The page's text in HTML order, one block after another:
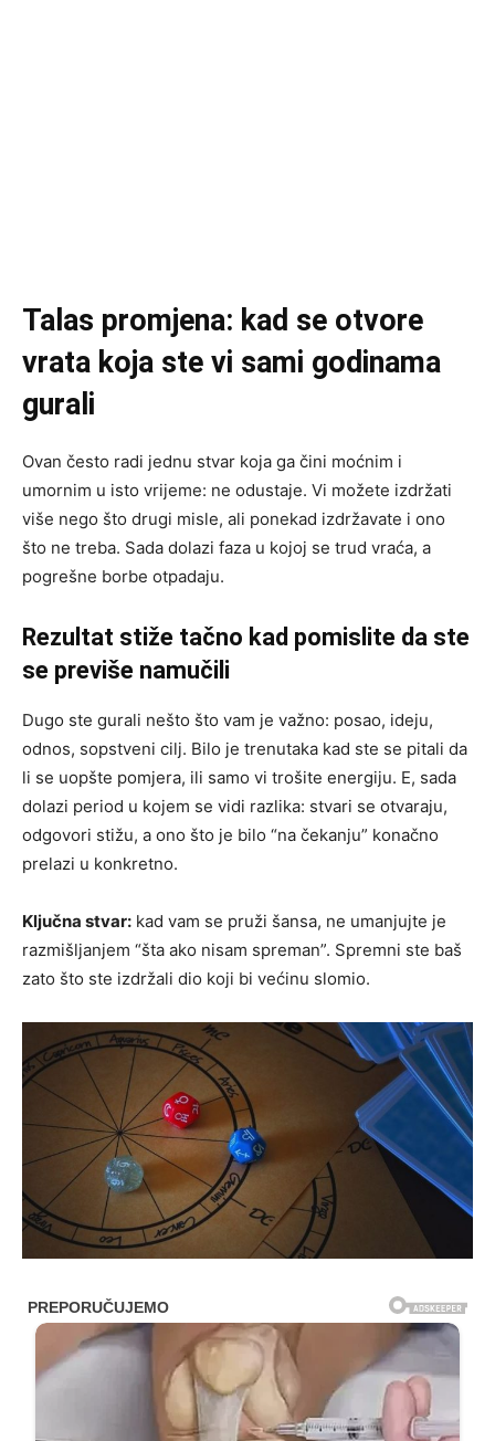
Talas promjena: kad se otvore
vrata koja ste vi sami godinama
gurali
Ovan često radi jednu stvar koja ga čini moćnim i
umornim u isto vrijeme: ne odustaje. Vi možete izdržati
više nego što drugi misle, ali ponekad izdržavate i ono
što ne treba. Sada dolazi faza u kojoj se trud vraća, a
pogrešne borbe otpadaju.
Rezultat stiže tačno kad pomislite da ste
se previše namučili
Dugo ste gurali nešto što vam je važno: posao, ideju,
odnos, sopstveni cilj. Bilo je trenutaka kad ste se pitali da
li se uopšte pomjera, ili samo vi trošite energiju. E, sada
dolazi period u kojem se vidi razlika: stvari se otvaraju,
odgovori stižu, a ono što je bilo “na čekanju” konačno
prelazi u konkretno.
Ključna stvar: kad vam se pruži šansa, ne umanjujte je
razmišljanjem “šta ako nisam spreman”. Spremni ste baš
zato što ste izdržali dio koji bi većinu slomio.